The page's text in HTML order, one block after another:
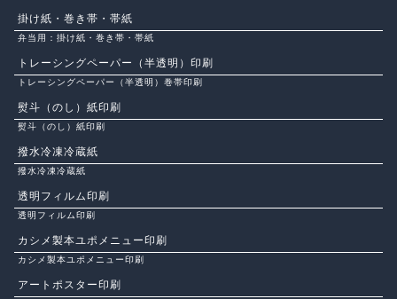
掛け紙・巻き帯・帯紙
弁当用：掛け紙・巻き帯・帯紙
トレーシングペーパー（半透明）印刷
トレーシングペーパー（半透明）巻帯印刷
熨斗（のし）紙印刷
熨斗（のし）紙印刷
撥水冷凍冷蔵紙
撥水冷凍冷蔵紙
透明フィルム印刷
透明フィルム印刷
カシメ製本ユポメニュー印刷
カシメ製本ユポメニュー印刷
アートポスター印刷